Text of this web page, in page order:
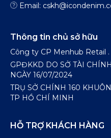
Email:
Thông tin chủ sở hữu
Công ty CP Menhub Retail .
GPĐKKD DO SỞ TÀI
NGÀY 16/07/2024
TRỤ SỞ CHÍNH 160
TP HỒ CHÍ MINH
HỖ TRỢ KHÁCH HÀNG